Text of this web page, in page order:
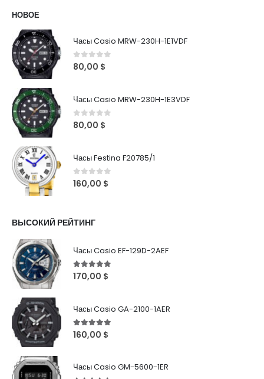
НОВОЕ
Часы Casio MRW-230H-1E1VDF
0out of 5
80,00 $
Часы Casio MRW-230H-1E3VDF
0out of 5
80,00 $
Часы Festina F20785/1
0out of 5
160,00 $
ВЫСОКИЙ РЕЙТИНГ
Часы Casio EF-129D-2AEF
5out of 5
170,00 $
Часы Casio GA-2100-1AER
5out of 5
160,00 $
Часы Casio GM-5600-1ER